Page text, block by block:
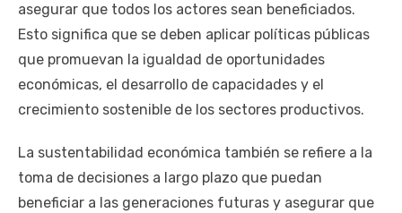
asegurar que todos los actores sean beneficiados.
Esto significa que se deben aplicar políticas públicas
que promuevan la igualdad de oportunidades
económicas, el desarrollo de capacidades y el
crecimiento sostenible de los sectores productivos.
La sustentabilidad económica también se refiere a la
toma de decisiones a largo plazo que puedan
beneficiar a las generaciones futuras y asegurar que